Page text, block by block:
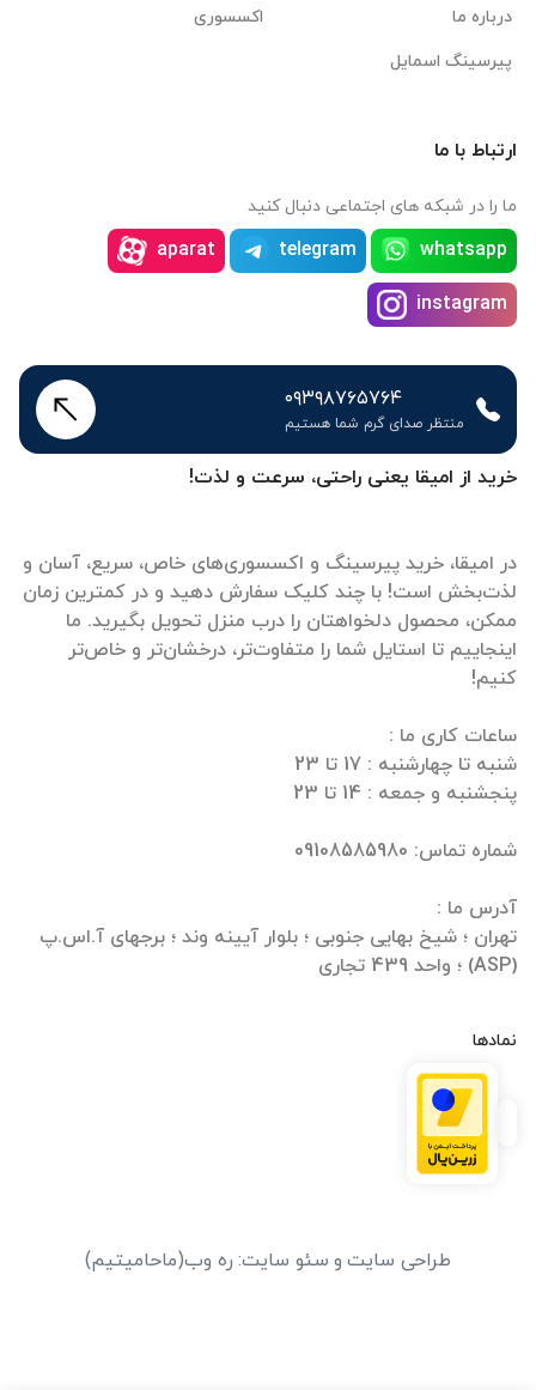
خرید از امیقا یعنی راحتی، سرعت و لذت!
در امیقا، خرید پیرسینگ و اکسسوری‌های خاص، سریع، آسان و
لذت‌بخش است! با چند کلیک سفارش دهید و در کمترین زمان
ممکن، محصول دلخواهتان را درب منزل تحویل بگیرید. ما
اینجاییم تا استایل شما را متفاوت‌تر، درخشان‌تر و خاص‌تر
تهران ؛ شیخ بهایی جنوبی ؛ بلوار آیینه وند ؛ برجهای آ.اس.پ
(ASP) ؛ واحد 439 تجاری
نمادها
درباره ما
پیرسینگ اسمایل
اکسسوری
ارتباط با ما
ما را در شبکه های اجتماعی دنبال کنید
whatsapp
telegram
aparat
instagram
۰۹۳۹۸۷۶۵۷۶۴
منتظر صدای گرم شما هستیم
طراحی سایت و سئو سایت: ره وب(ماحامیتیم)